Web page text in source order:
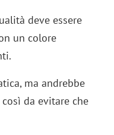
deve essere
un colore
ma andrebbe
così da evitare che